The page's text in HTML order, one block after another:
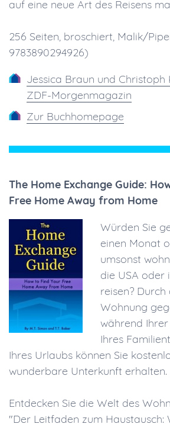
auf eine neue Art des Reisens
256 Seiten, broschiert, Malik/
9783890294926)
Jessica Braun und Christoph
ZDF-Morgenmagazin
Zur Buchhomepage
The Home Exchange Guide:
Free Home Away from Home
Würden Sie
einen Monat
umsonst
die USA oder
reisen?
Wohnung
während
Ihres
Ihres Urlaubs können Sie
wunderbare Unterkunft erhalten.
Entdecken Sie die Welt des
"Der Leitfaden zum Haustausch: